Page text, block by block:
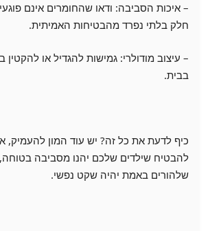
– איכות הסביבה: ודאו שהחומרים אינם
חלק בלתי נפרד מהבטיחות האמיתית.
– עיצוב מודולרי: גמישות להגדיל או להקטין
בבית.
כיף לדעת את כל זה? יש עוד המון
להבטיח שילדים שלכם יהנו מסביבה בטוחה,
שלהורים באמת יהיה שקט נפשי.